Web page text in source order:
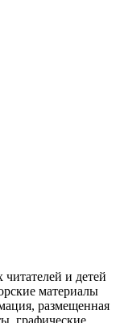
и детей
материалы
размещенная
графические